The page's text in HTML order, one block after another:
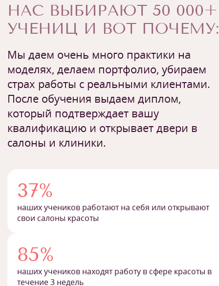
НАС ВЫБИРАЮТ 50 000+
УЧЕНИЦ И ВОТ ПОЧЕМУ:
Мы даем очень много практики на
моделях, делаем портфолио, убираем
страх работы с реальными клиентами.
После обучения выдаем диплом,
который подтверждает вашу
квалификацию и открывает двери в
салоны и клиники.
37%
наших учеников работают на себя или открывают
свои салоны красоты
85%
наших учеников находят работу в сфере красоты в
течение 3 недель